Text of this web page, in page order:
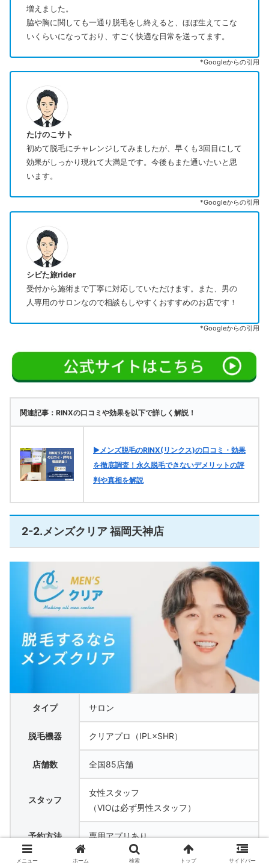
増えました。
脇や胸に関しても一通り脱毛をし終えると、ほぼ生えてこな
いくらいになっており、すごく快適な日常を送ってます。
*Googleからの引用
たけのこサト
初めて脱毛にチャレンジしてみましたが、早くも3回目にして
効果がしっかり現れて大満足です。今後もまた通いたいと思
います。
*Googleからの引用
シビた旅rider
受付から施術まで丁寧に対応していただけます。また、男の
人専用のサロンなので相談もしやすくおすすめのお店です！
*Googleからの引用
関連記事：RINXの口コミや効果を以下で詳しく解説！
▶メンズ脱毛のRINX(リンクス)の口コミ・効果
を徹底調査！永久脱毛できないデメリットの評
判や真相を解説
2-2.メンズクリア 福岡天神店
タイプ サロン
脱毛機器 クリアプロ（IPL×SHR）
店舗数 全国85店舗
スタッフ
女性スタッフ
（VIOは必ず男性スタッフ）
予約方法 専用アプリあり
痛み対策 冷却での対策
メニュー ホーム 検索 トップ サイドバー